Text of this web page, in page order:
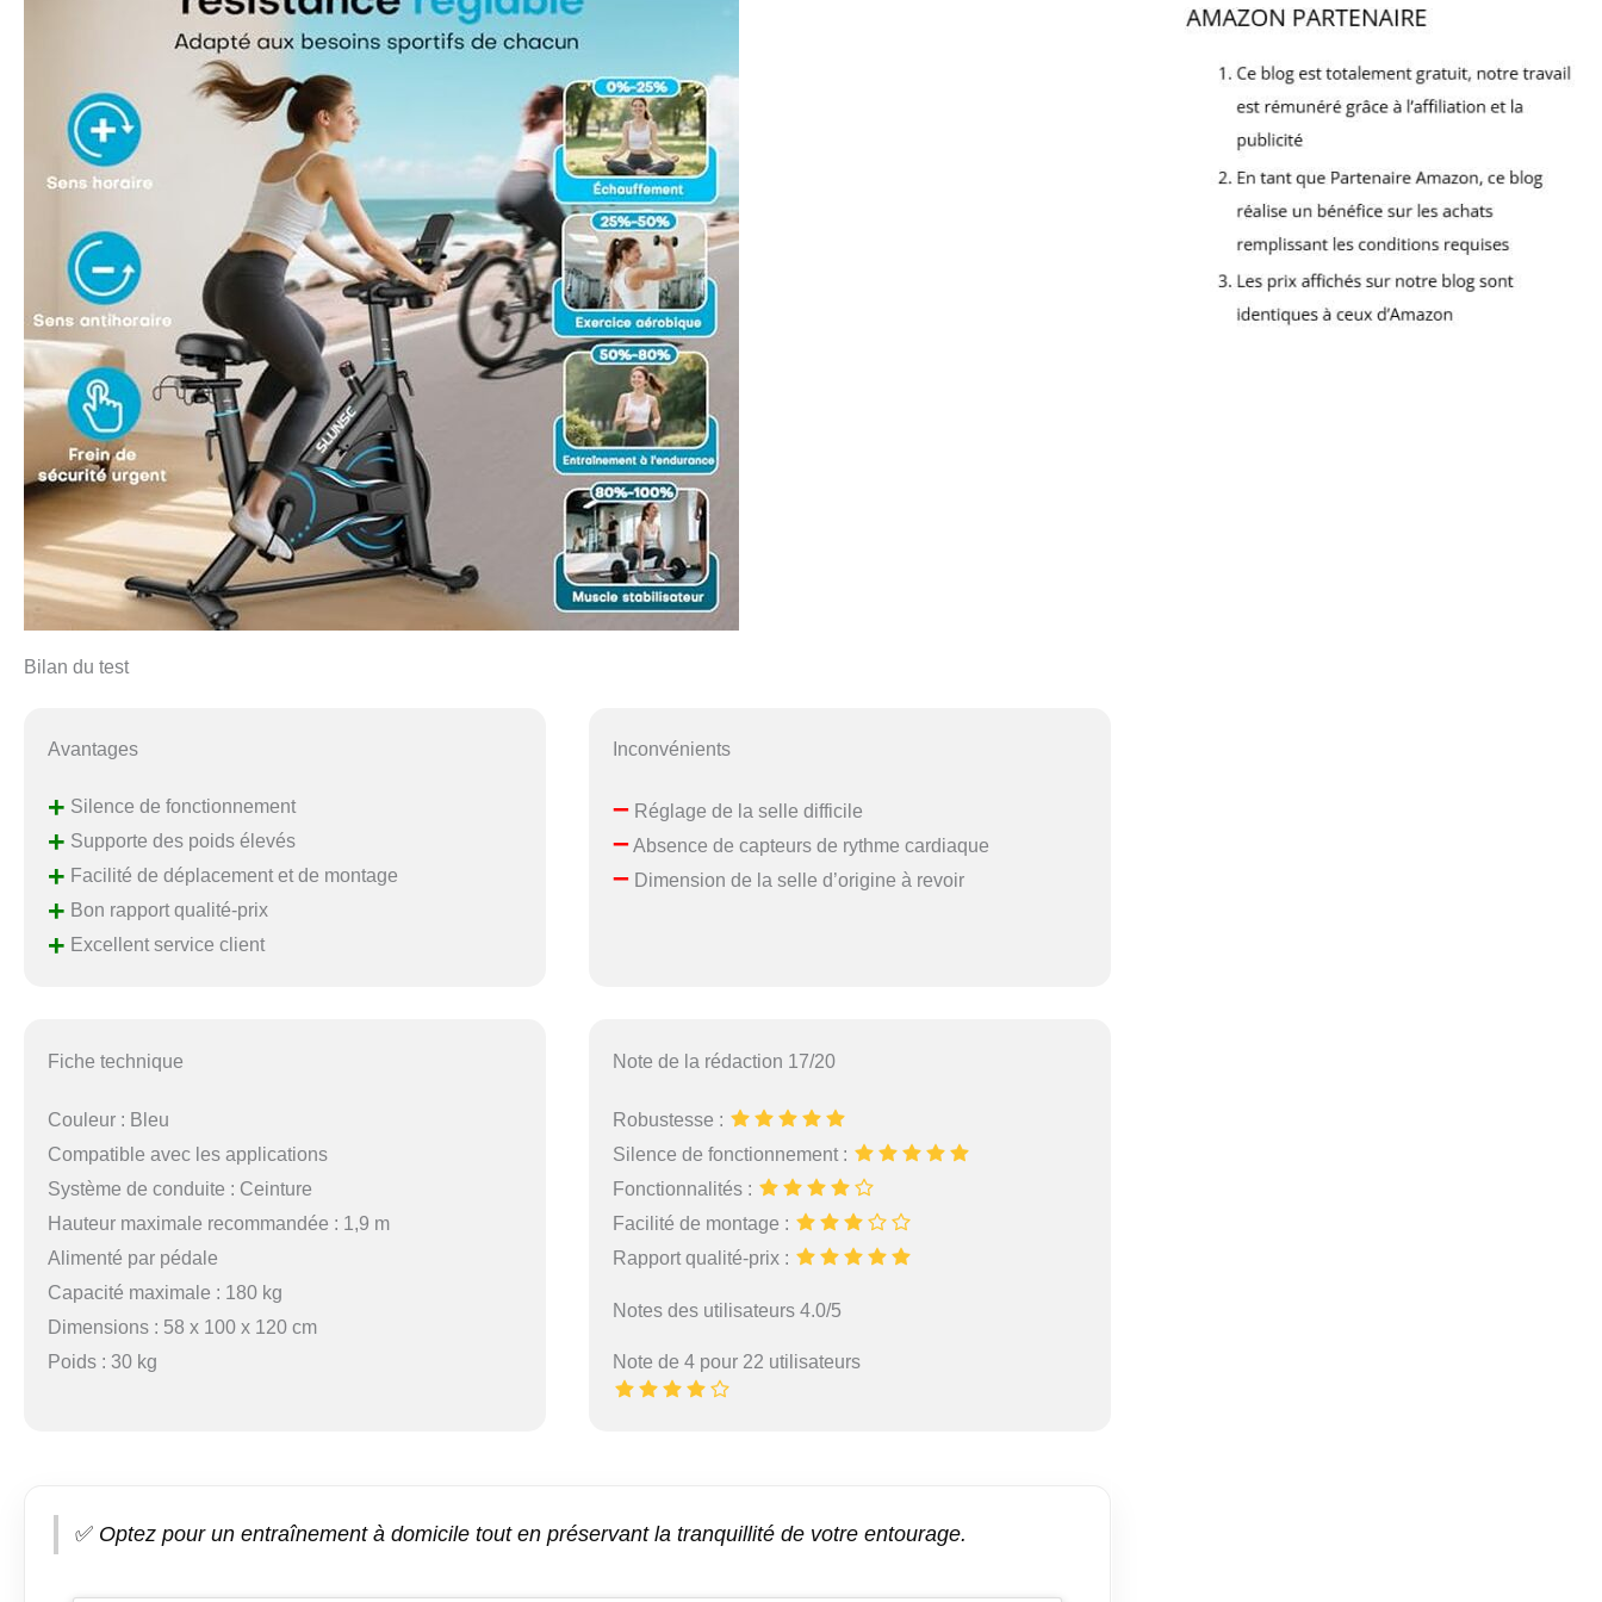
réglables et points de connexion sûrs empêchent la casse ou la déconnexion,
rendant le cyclisme plus sûr et plus confortable Installation et transport rapides
Roues et dimensions compactes : Vélo appartement adulte est préassemblé à 80
% et est fourni avec des manuels détaillés et une trousse à outils complète.
L'installation complète ne prend que 25 à 30 minutes. Les roues de transport
intégrées vous permettent de pousser le velo femme là où vous le souhaitez,
même s'il s'agit de passer de l'intérieur à l'extérieur. En outre, il ne prend pas
beaucoup de place dans un coin de votre maison lorsqu'il est à l'arrêt Un service
après-vente fiable : Tous les produits sont assortis d'une garantie de 12 mois. Que
vous ayez besoin d'aide pour l'assemblage, l'utilisation, l'entretien ou le
dépannage, nous sommes là pour vous guider à chaque étape dans les 24
heures. SLUNSE optimise ses produits en recueillant en permanence les
commentaires sincères de ses utilisateurs, de sorte que chaque demande et
message de votre part est un atout précieux pour nous. Chez SLUNSE, votre
satisfaction est notre priorité
Bilan du test
Avantages
+ Silence de fonctionnement
+ Supporte des poids élevés
+ Facilité de déplacement et de montage
+ Bon rapport qualité-prix
+ Excellent service client
Inconvénients
– Réglage de la selle difficile
–Absence de capteurs de rythme cardiaque
– Dimension de la selle d’origine à revoir
Fiche technique
Couleur : Bleu
Compatible avec les applications
Système de conduite : Ceinture
Hauteur maximale recommandée : 1,9 m
Alimenté par pédale
Capacité maximale : 180 kg
Dimensions : 58 x 100 x 120 cm
Poids : 30 kg
Note de la rédaction 17/20
Robustesse :
Silence de fonctionnement :
Fonctionnalités :
Facilité de montage :
Rapport qualité-prix :
Notes des utilisateurs 4.0/5
Note de 4 pour 22 utilisateurs
✅ Optez pour un entraînement à domicile tout en préservant la tranquillité de votre entourage.